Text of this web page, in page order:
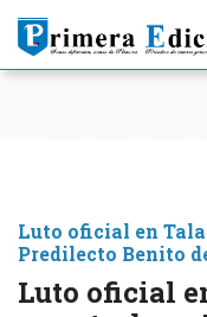
Luto oficial en
Predilecto Benito
Luto oficial